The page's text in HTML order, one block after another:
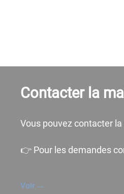
Contacter la
Vous pouvez contacter
👉 Pour les demandes
Voir→